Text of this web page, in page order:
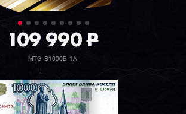
109 990P
MTG-B1000B-1A